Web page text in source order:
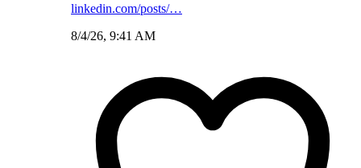
linkedin.com/posts/…
8/4/26, 9:41 AM